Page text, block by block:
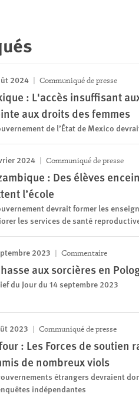
2024 Communiqué de presse
: L'accès insuffisant
aux droits des femmes
de l’État de Mexico
2024 Communiqué de presse
: Des élèves
l’école
devrait former les
les services de santé
2023 Commentaire
aux sorcières en
du Jour du 14 septembre 2023
2023 Communiqué de presse
: Les Forces de soutien
de nombreux viols
étrangers devraient
indépendantes